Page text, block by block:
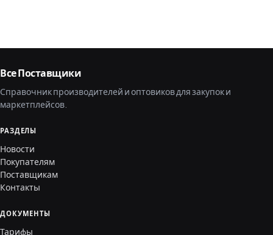
Все Поставщики
Справочник производителей и оптовиков для закупок и
маркетплейсов.
РАЗДЕЛЫ
Новости
Покупателям
Поставщикам
Контакты
ДОКУМЕНТЫ
Тарифы